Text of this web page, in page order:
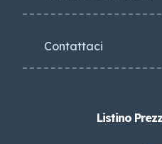
Contattaci
Listino